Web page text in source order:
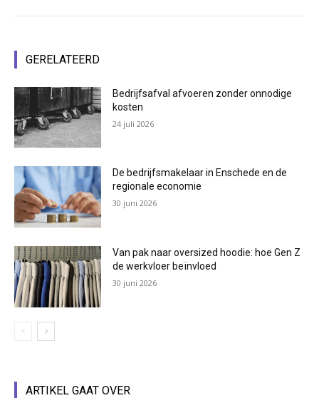
GERELATEERD
Bedrijfsafval afvoeren zonder onnodige
kosten
24 juli 2026
De bedrijfsmakelaar in Enschede en de
regionale economie
30 juni 2026
Van pak naar oversized hoodie: hoe Gen Z
de werkvloer beïnvloed
30 juni 2026
ARTIKEL GAAT OVER